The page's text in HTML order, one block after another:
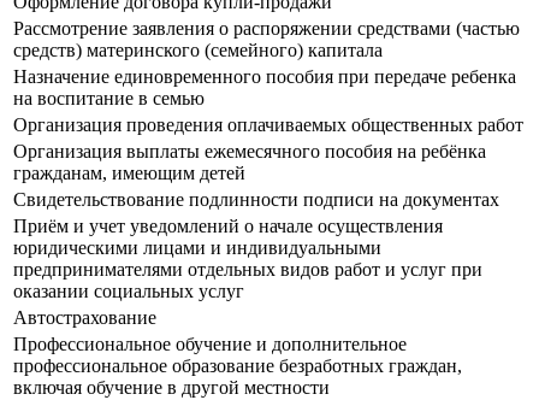
Рассмотрение заявления о распоряжении средствами (частью
средств) материнского (семейного) капитала
Назначение единовременного пособия при передаче ребенка
на воспитание в семью
Организация проведения оплачиваемых общественных работ
Организация выплаты ежемесячного пособия на ребёнка
гражданам, имеющим детей
Свидетельствование подлинности подписи на документах
Приём и учет уведомлений о начале осуществления
юридическими лицами и индивидуальными
предпринимателями отдельных видов работ и услуг при
оказании социальных услуг
Автострахование
Профессиональное обучение и дополнительное
профессиональное образование безработных граждан,
включая обучение в другой местности